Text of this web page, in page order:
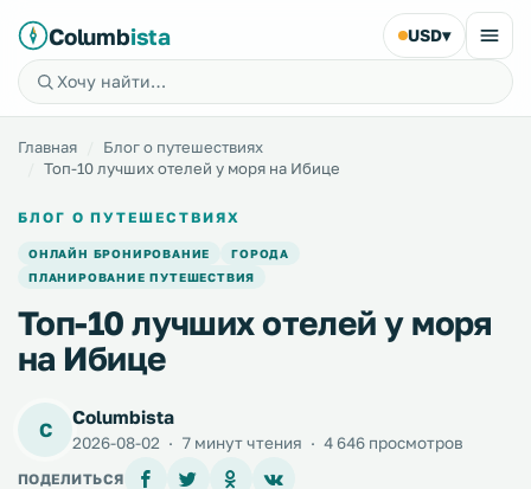
Columbista USD▾
Главная
Блог о путешествиях
Топ-10 лучших отелей у моря на Ибице
БЛОГ О ПУТЕШЕСТВИЯХ
ОНЛАЙН БРОНИРОВАНИЕ
ГОРОДА
ПЛАНИРОВАНИЕ ПУТЕШЕСТВИЯ
Топ-10 лучших отелей у моря
на Ибице
C
Columbista
2026-08-02 · 7 минут чтения · 4 646 просмотров
ПОДЕЛИТЬСЯ